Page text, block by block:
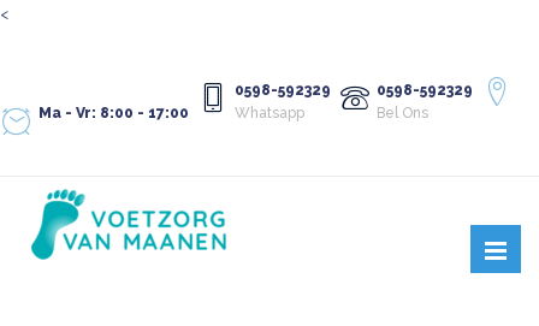
<
Ma - Vr: 8:00 - 17:00
0598-592329
Whatsapp
0598-592329
Bel Ons